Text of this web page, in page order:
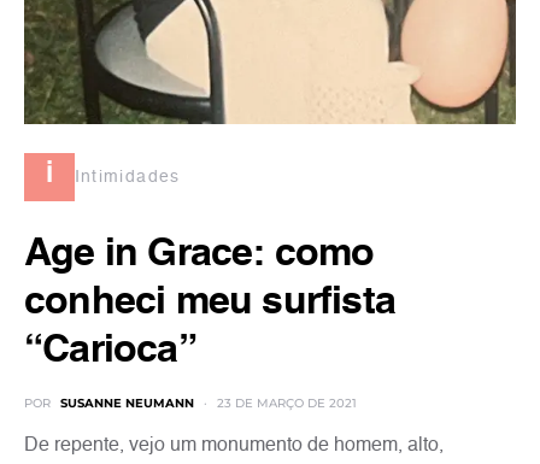
i Intimidades
Age in Grace: como
conheci meu surfista
“Carioca”
POR SUSANNE NEUMANN 23 DE MARÇO DE 2021
De repente, vejo um monumento de homem, alto,